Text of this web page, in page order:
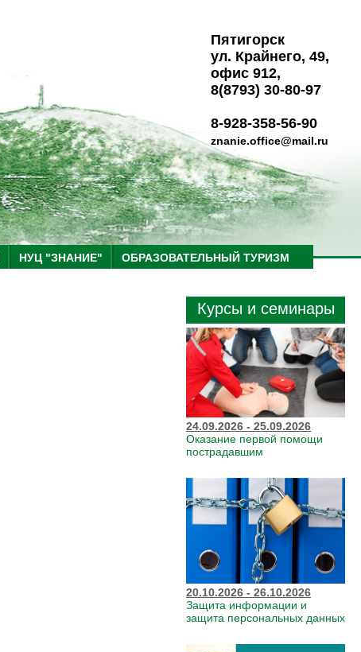
Пятигорск
ул. Крайнего, 49,
офис 912,
8(8793) 30-80-97
8-928-358-56-90
znanie.office@mail.ru
НУЦ "ЗНАНИЕ" ОБРАЗОВАТЕЛЬНЫЙ ТУРИЗМ
Курсы и семинары
24.09.2026 - 25.09.2026
Оказание первой помощи
пострадавшим
20.10.2026 - 26.10.2026
Защита информации и
защита персональных данных